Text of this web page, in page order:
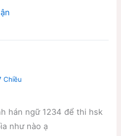
Chiều
hán ngữ 1234 để thi hsk
như nào ạ